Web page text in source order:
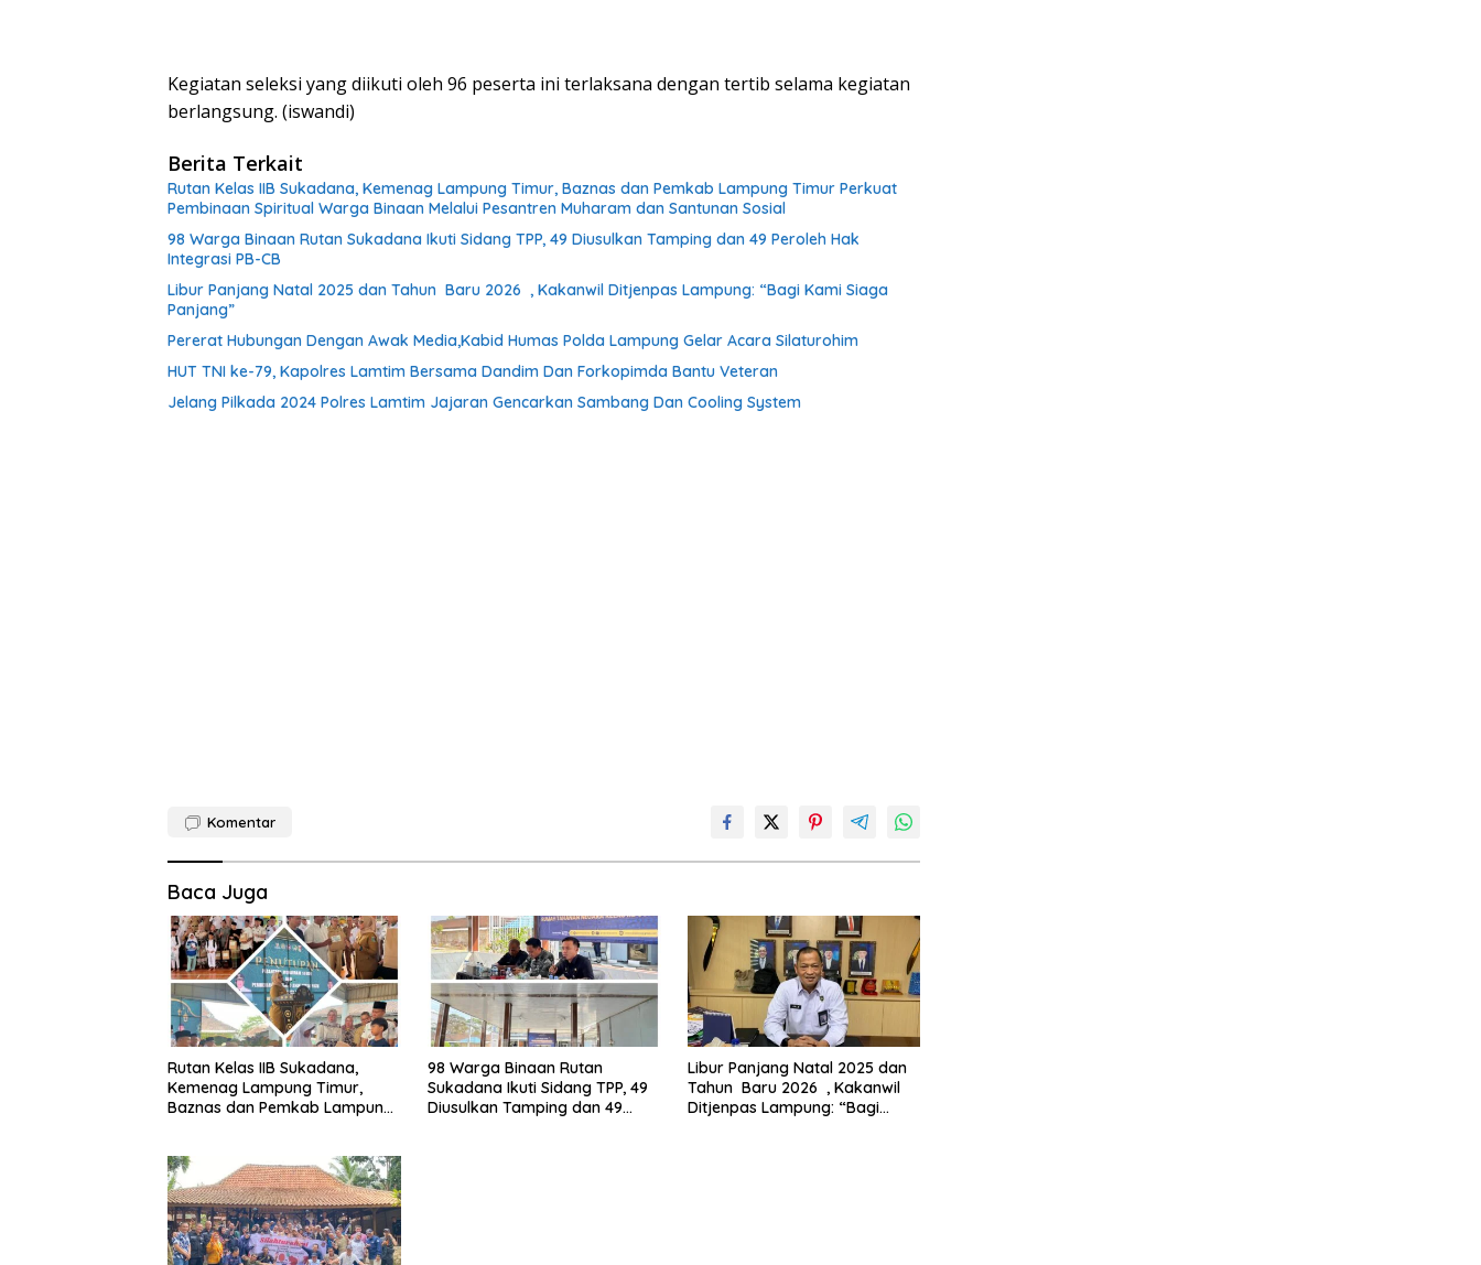
Kegiatan seleksi yang diikuti oleh 96 peserta ini terlaksana dengan tertib selama kegiatan
berlangsung. (iswandi)
Berita Terkait
Rutan Kelas IIB Sukadana, Kemenag Lampung Timur, Baznas dan Pemkab Lampung Timur Perkuat
Pembinaan Spiritual Warga Binaan Melalui Pesantren Muharam dan Santunan Sosial
98 Warga Binaan Rutan Sukadana Ikuti Sidang TPP, 49 Diusulkan Tamping dan 49 Peroleh Hak
Integrasi PB-CB
Libur Panjang Natal 2025 dan Tahun Baru 2026 , Kakanwil Ditjenpas Lampung: “Bagi Kami Siaga
Panjang”
Pererat Hubungan Dengan Awak Media,Kabid Humas Polda Lampung Gelar Acara Silaturohim
HUT TNI ke-79, Kapolres Lamtim Bersama Dandim Dan Forkopimda Bantu Veteran
Jelang Pilkada 2024 Polres Lamtim Jajaran Gencarkan Sambang Dan Cooling System
Komentar
Baca Juga
Rutan Kelas IIB Sukadana,
Kemenag Lampung Timur,
Baznas dan Pemkab Lampung
Pesantren Muharam dan
Santunan Sosial
98 Warga Binaan Rutan
Sukadana Ikuti Sidang TPP, 49
Diusulkan Tamping dan 49
Libur Panjang Natal 2025 dan
Tahun Baru 2026 , Kakanwil
Ditjenpas Lampung: “Bagi